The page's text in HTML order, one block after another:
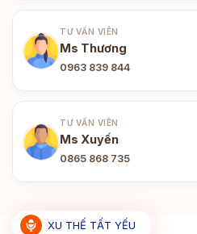
TƯ VẤN VIÊN
Ms Thương
0963 839 844
TƯ VẤN VIÊN
Ms Xuyến
0865 868 735
XU THẾ TẤT YẾU